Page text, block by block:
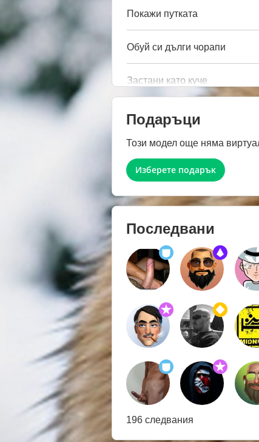
Покажи путката
Обуй си дълги чорапи
Застани като куче
Подаръци
Този модел още няма
Изберете подарък
Последвани
196 следвания